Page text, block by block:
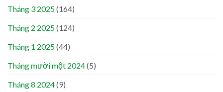
Tháng 3 2025(164)
Tháng 2 2025(124)
Tháng 1 2025(44)
Tháng mười một 2024(5)
Tháng 8 2024(9)